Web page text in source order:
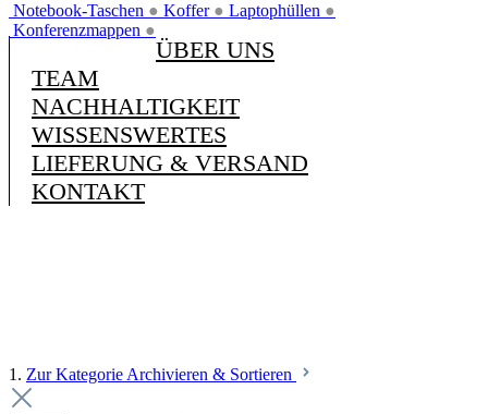
Notebook-Taschen ● Koffer ● Laptophüllen ●
Konferenzmappen ●
ÜBER UNS
TEAM
NACHHALTIGKEIT
WISSENSWERTES
LIEFERUNG & VERSAND
KONTAKT
1. Zur Kategorie Archivieren & Sortieren